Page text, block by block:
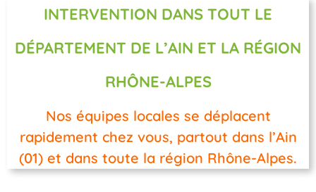
INTERVENTION DANS TOUT LE
DÉPARTEMENT DE L’AIN ET LA RÉGION
RHÔNE-ALPES
Nos équipes locales se déplacent
rapidement chez vous, partout dans l’Ain
(01) et dans toute la région Rhône-Alpes.